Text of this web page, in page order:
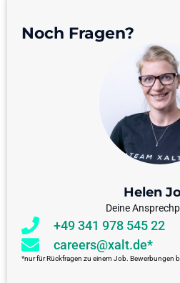
Noch Fragen?
Helen
Deine
+49 341 978 545 22
careers@xalt.de*
*nur für Rückfragen zu einem Job. Bewerbungen